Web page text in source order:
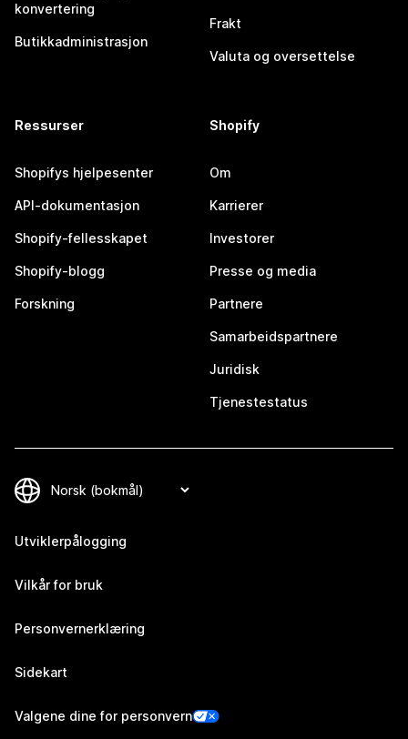
konvertering
Butikkadministrasjon
Frakt
Valuta og oversettelse
Ressurser
Shopifys hjelpesenter
API-dokumentasjon
Shopify-fellesskapet
Shopify-blogg
Forskning
Shopify
Om
Karrierer
Investorer
Presse og media
Partnere
Samarbeidspartnere
Juridisk
Tjenestestatus
Utviklerpålogging
Vilkår for bruk
Personvernerklæring
Sidekart
Valgene dine for personvern